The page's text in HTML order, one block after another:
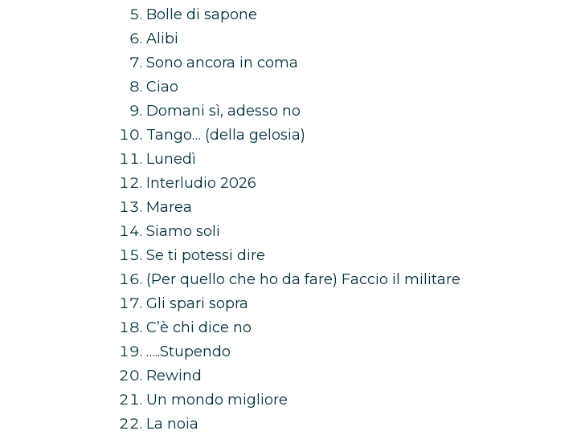
Bolle di sapone
Alibi
Sono ancora in coma
Ciao
Domani sì, adesso no
Tango… (della gelosia)
Lunedì
Interludio 2026
Marea
Siamo soli
Se ti potessi dire
(Per quello che ho da fare) Faccio il militare
Gli spari sopra
C’è chi dice no
…..Stupendo
Rewind
Un mondo migliore
La noia